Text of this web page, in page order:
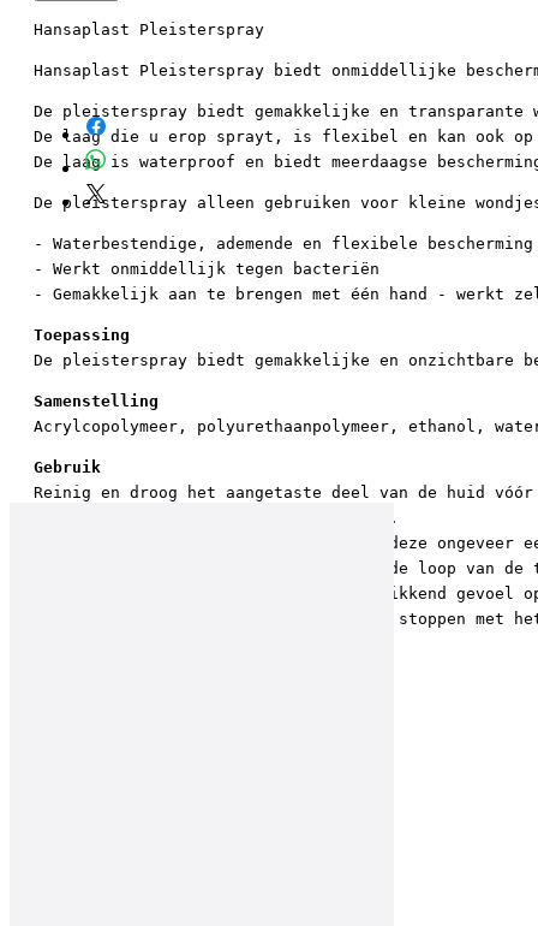
Hansaplast Pleisterspray
Hansaplast Pleisterspray biedt onmiddellijke
De pleisterspray biedt gemakkelijke en transparante
De laag die u erop sprayt, is flexibel en kan ook
De laag is waterproof en biedt meerdaagse
De pleisterspray alleen gebruiken voor kleine
- Waterbestendige, ademende en flexibele bescherming
- Werkt onmiddellijk tegen bacteriën
- Gemakkelijk aan te brengen met één hand - werkt
Toepassing
De pleisterspray biedt gemakkelijke en onzichtbare
Samenstelling
Acrylcopolymeer, polyurethaanpolymeer, ethanol,
Gebruik
Reinig en droog het aangetaste deel van de huid
Houd de bus 5-10 cm van het wondje af.
Spray er een dunne laag over en laat deze ongeveer
De pleister verdwijnt geleidelijk in de loop van
Bij het aanbrengen kan er even een prikkend gevoel
Als de huid geïrriteerd raakt, moet u stoppen met